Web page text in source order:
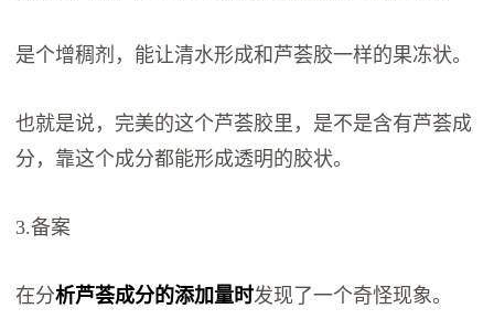
是个增稠剂，能让清水形成和芦荟胶一样的果冻状。
也就是说，完美的这个芦荟胶里，是不是含有芦荟成
分，靠这个成分都能形成透明的胶状。
3.备案
在分析芦荟成分的添加量时发现了一个奇怪现象。